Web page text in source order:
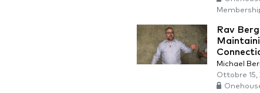
Rav
Michael
Ottobre 15,